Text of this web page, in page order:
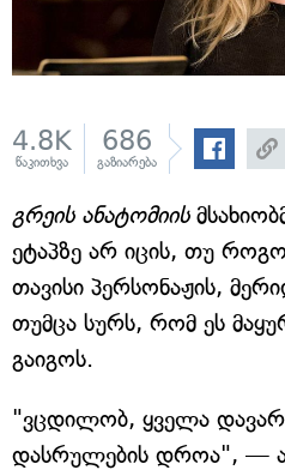
4.8K
წაკითხვა
686
გაზიარება
გრეის ანატომიის
ეტაპზე არ იცის, თუ
თავისი პერსონაჟის,
თუმცა სურს, რომ ეს
გაიგოს.
"ვცდილობ, ყველა
დასრულების დროა", —